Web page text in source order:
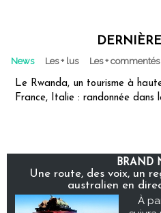
DERNIÈRE
News Les + lus Les + commentés
Le Rwanda, un tourisme à
France, Italie : randonnée
BRAND
Une route, des voix, un
australien en
À